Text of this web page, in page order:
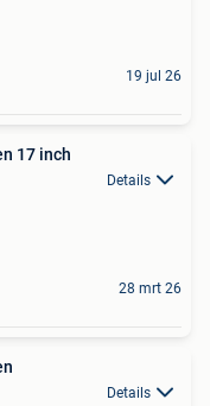
19 jul 26
17 inch
Details
28 mrt 26
Details